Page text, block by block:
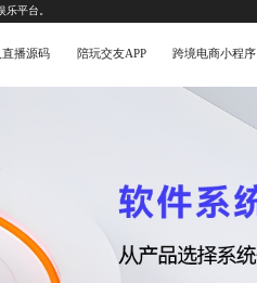
平台。
直播源码 陪玩交友APP 跨境电商小程序